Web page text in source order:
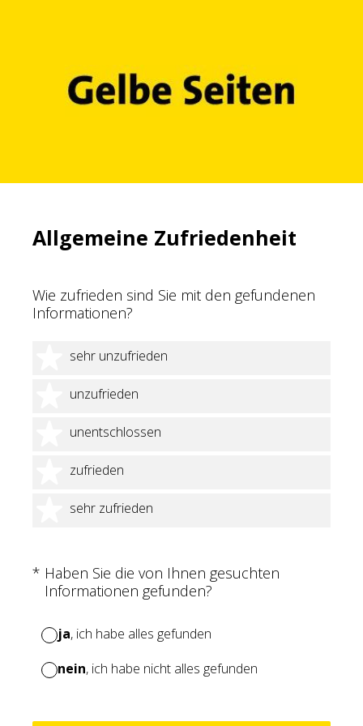
Allgemeine Zufriedenheit
Wie zufrieden sind Sie mit den gefundenen
Informationen?
sehr unzufrieden
1 Stern
unzufrieden
2 Sterne
unentschlossen
3 Sterne
zufrieden
4 Sterne
sehr zufrieden
5 Sterne
* Haben Sie die von Ihnen gesuchten
Informationen gefunden?
(Erforderlich.)
ja, ich habe alles gefunden
nein, ich habe nicht alles gefunden